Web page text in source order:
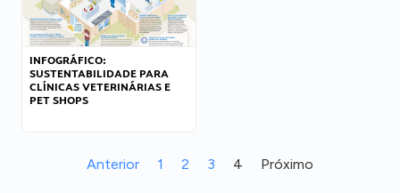
INFOGRÁFICO:
SUSTENTABILIDADE PARA
CLÍNICAS VETERINÁRIAS E
PET SHOPS
Anterior 1 2 3 4 Próximo